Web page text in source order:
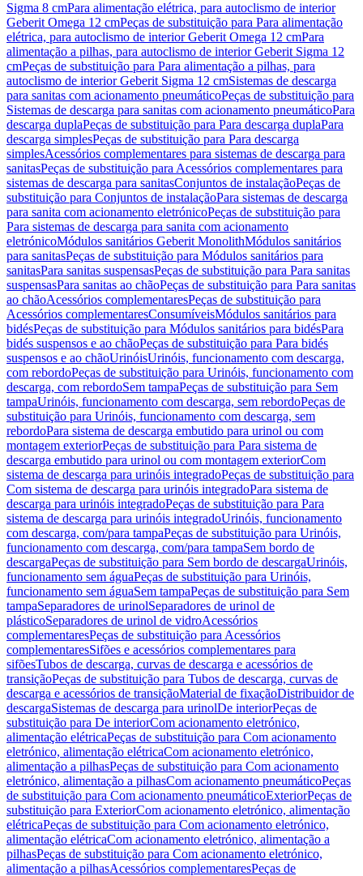
Sigma 8 cmPara alimentação elétrica, para autoclismo de interior
Geberit Omega 12 cmPeças de substituição para Para alimentação
elétrica, para autoclismo de interior Geberit Omega 12 cmPara
alimentação a pilhas, para autoclismo de interior Geberit Sigma 12
cmPeças de substituição para Para alimentação a pilhas, para
autoclismo de interior Geberit Sigma 12 cmSistemas de descarga
para sanitas com acionamento pneumáticoPeças de substituição para
Sistemas de descarga para sanitas com acionamento pneumáticoPara
descarga duplaPeças de substituição para Para descarga duplaPara
descarga simplesPeças de substituição para Para descarga
simplesAcessórios complementares para sistemas de descarga para
sanitasPeças de substituição para Acessórios complementares para
sistemas de descarga para sanitasConjuntos de instalaçãoPeças de
substituição para Conjuntos de instalaçãoPara sistemas de descarga
para sanita com acionamento eletrónicoPeças de substituição para
Para sistemas de descarga para sanita com acionamento
eletrónicoMódulos sanitários Geberit MonolithMódulos sanitários
para sanitasPeças de substituição para Módulos sanitários para
sanitasPara sanitas suspensasPeças de substituição para Para sanitas
suspensasPara sanitas ao chãoPeças de substituição para Para sanitas
ao chãoAcessórios complementaresPeças de substituição para
Acessórios complementaresConsumíveisMódulos sanitários para
bidésPeças de substituição para Módulos sanitários para bidésPara
bidés suspensos e ao chãoPeças de substituição para Para bidés
suspensos e ao chãoUrinóisUrinóis, funcionamento com descarga,
com rebordoPeças de substituição para Urinóis, funcionamento com
descarga, com rebordoSem tampaPeças de substituição para Sem
tampaUrinóis, funcionamento com descarga, sem rebordoPeças de
substituição para Urinóis, funcionamento com descarga, sem
rebordoPara sistema de descarga embutido para urinol ou com
montagem exteriorPeças de substituição para Para sistema de
descarga embutido para urinol ou com montagem exteriorCom
sistema de descarga para urinóis integradoPeças de substituição para
Com sistema de descarga para urinóis integradoPara sistema de
descarga para urinóis integradoPeças de substituição para Para
sistema de descarga para urinóis integradoUrinóis, funcionamento
com descarga, com/para tampaPeças de substituição para Urinóis,
funcionamento com descarga, com/para tampaSem bordo de
descargaPeças de substituição para Sem bordo de descargaUrinóis,
funcionamento sem águaPeças de substituição para Urinóis,
funcionamento sem águaSem tampaPeças de substituição para Sem
tampaSeparadores de urinolSeparadores de urinol de
plásticoSeparadores de urinol de vidroAcessórios
complementaresPeças de substituição para Acessórios
complementaresSifões e acessórios complementares para
sifõesTubos de descarga, curvas de descarga e acessórios de
transiçãoPeças de substituição para Tubos de descarga, curvas de
descarga e acessórios de transiçãoMaterial de fixaçãoDistribuidor de
descargaSistemas de descarga para urinolDe interiorPeças de
substituição para De interiorCom acionamento eletrónico,
alimentação elétricaPeças de substituição para Com acionamento
eletrónico, alimentação elétricaCom acionamento eletrónico,
alimentação a pilhasPeças de substituição para Com acionamento
eletrónico, alimentação a pilhasCom acionamento pneumáticoPeças
de substituição para Com acionamento pneumáticoExteriorPeças de
substituição para ExteriorCom acionamento eletrónico, alimentação
elétricaPeças de substituição para Com acionamento eletrónico,
alimentação elétricaCom acionamento eletrónico, alimentação a
pilhasPeças de substituição para Com acionamento eletrónico,
alimentação a pilhasAcessórios complementaresPeças de